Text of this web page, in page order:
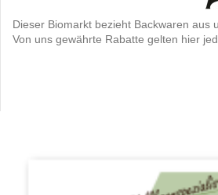
Dieser Biomarkt bezieht Backwaren aus
Von uns gewährte Rabatte gelten hier